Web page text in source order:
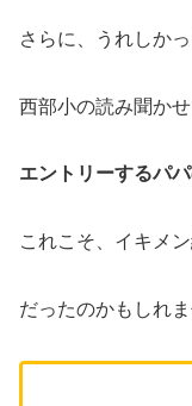
さらに、うれしか
西部小の読み聞かせ
エントリーするパ
これこそ、イキメ
だったのかもしれま